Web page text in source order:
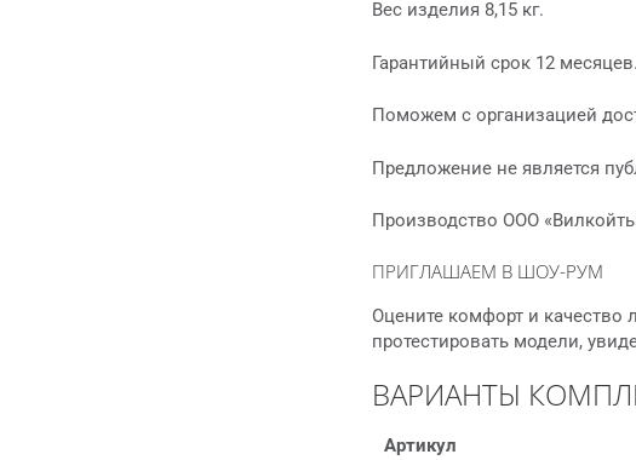
Вес изделия 8,15 кг.
Гарантийный срок 12 месяцев.
Поможем с организацией
Предложение не является
Производство ООО
ПРИГЛАШАЕМ В ШОУ-РУМ
Оцените комфорт и
протестировать модели,
ВАРИАНТЫ
Артикул